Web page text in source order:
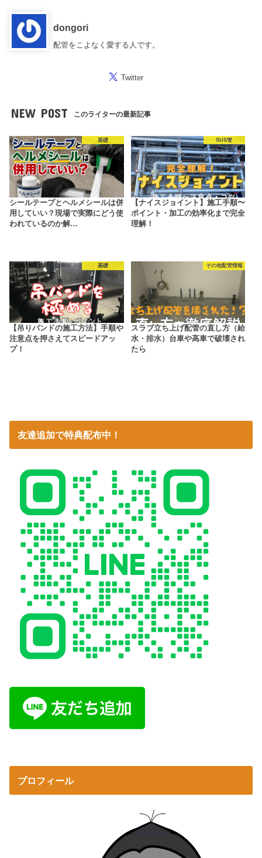
dongori
配管をこよなく愛する人です。
Twitter
NEW POST このライターの最新記事
基礎
シールテープとヘルメシールは併
用していい？現場で実際にどう使
われているのか解…
SUS管
【ナイスジョイント】施工手順〜
ポイント・加工の効率化まで完全
理解！
基礎
【吊りバンドの施工方法】手順や
注意点を押さえてスピードアッ
プ！
その他配管情報
スラブ立ち上げ配管の直し方（給
水・排水）台車や高車で破壊され
たら
友達追加で特典配布中！
プロフィール